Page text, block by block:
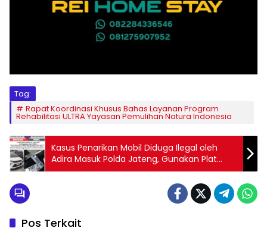
Tag:
Rapat Koordinasi Khusus Bahas Layanan Program
Rehabilitasi ULTRA Yayasan Pemulihan Natura Indonesia
Kasus Penarikan Mobil Diduga Ilegal oleh
Adira Masuk Polda Jateng, Gunakan Plat
Nomor Palsu?
Pos Terkait